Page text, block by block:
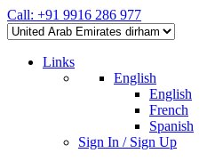
Call: +91 9916 286 977
Links
English
English
French
Spanish
Sign In / Sign Up